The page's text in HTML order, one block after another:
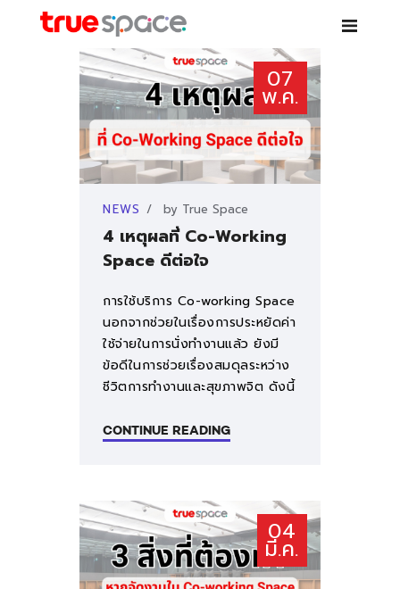
TRUE SPACE
Co-working space – เช่าห้องสัมมนา ห้องประชุม โต๊ะทำงาน สอนพิเศษ
บริการ
สาขา
PARTNER
NEWS
คำถามที่พบบ่อย
ติดต่อเรา
07
พ.ค.
NEWS by True Space
4 เหตุผลที่ Co-Working
Space ดีต่อใจ
การใช้บริการ Co-working Space
นอกจากช่วยในเรื่องการประหยัดค่า
ใช้จ่ายในการนั่งทำงานแล้ว ยังมี
ข้อดีในการช่วยเรื่องสมดุลระหว่าง
ชีวิตการทำงานและสุขภาพจิต ดังนี้
CONTINUE READING
04
มี.ค.